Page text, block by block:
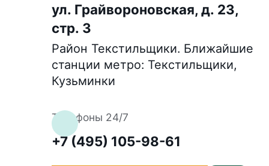
ул. Грайвороновская, д. 23,
стр. 3
Район Текстильщики. Ближайшие
станции метро: Текстильщики,
Кузьминки
Телефоны 24/7
+7 (495) 105-98-61